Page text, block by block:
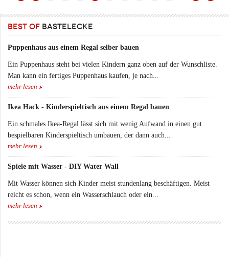
BEST OF BASTELECKE
Puppenhaus aus einem Regal selber bauen
Ein Puppenhaus steht bei vielen Kindern ganz oben auf der Wunschliste.
Man kann ein fertiges Puppenhaus kaufen, je nach...
mehr lesen
Ikea Hack - Kinderspieltisch aus einem Regal bauen
Ein schmales Ikea-Regal lässt sich mit wenig Aufwand in einen gut
bespielbaren Kinderspieltisch umbauen, der dann auch...
mehr lesen
Spiele mit Wasser - DIY Water Wall
Mit Wasser können sich Kinder meist stundenlang beschäftigen. Meist
reicht es schon, wenn ein Wasserschlauch oder ein...
mehr lesen